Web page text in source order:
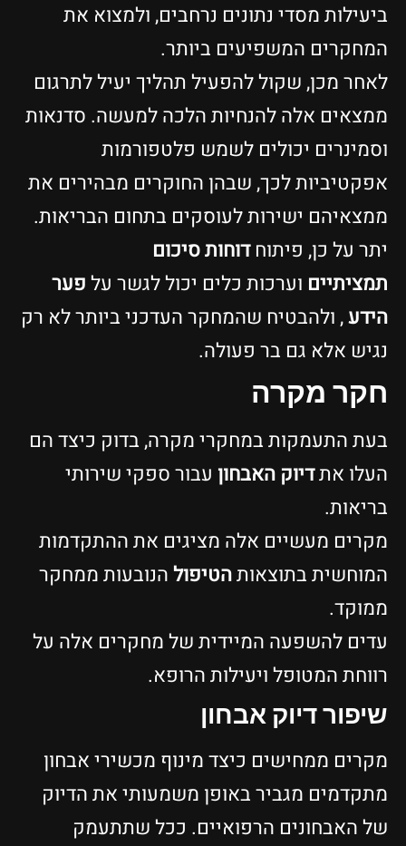
מסדי נתונים נרחבים, ולמצוא את
המשפיעים ביותר.
מכן, שקול להפעיל תהליך יעיל לתרגום
אלה להנחיות הלכה למעשה. סדנאות
יכולים לשמש פלטפורמות
לכך, שבהן החוקרים מבהירים את
ישירות לעוסקים בתחום הבריאות.
על כן, פיתוחדוחות סיכום
וערכות כלים יכול לגשר עלפער
, ולהבטיח שהמחקר העדכני ביותר לא רק
אלא גם בר פעולה.
מקרה
התעמקות במחקרי מקרה, בדוק כיצד הם
אתדיוק האבחוןעבור ספקי שירותי
מעשיים אלה מציגים את ההתקדמות
בתוצאותהטיפולהנובעות ממחקר
להשפעה המיידית של מחקרים אלה על
המטופל ויעילות הרופא.
דיוק אבחון
ממחישים כיצד מינוף מכשירי אבחון
מגביר באופן משמעותי את הדיוק
האבחונים הרפואיים. ככל שתתעמק